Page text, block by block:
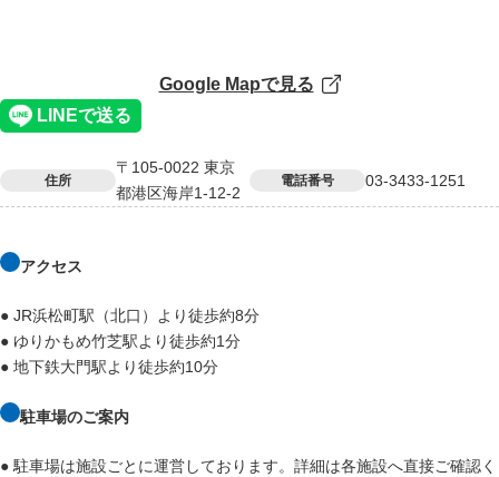
Google Mapで見る
住所
〒105-0022 東京
都港区海岸1-12-2
電話番号 03-3433-1251
アクセス
● JR浜松町駅（北口）より徒歩約8分
● ゆりかもめ竹芝駅より徒歩約1分
● 地下鉄大門駅より徒歩約10分
駐車場のご案内
● 駐車場は施設ごとに運営しております。詳細は各施設へ直接ご確認く